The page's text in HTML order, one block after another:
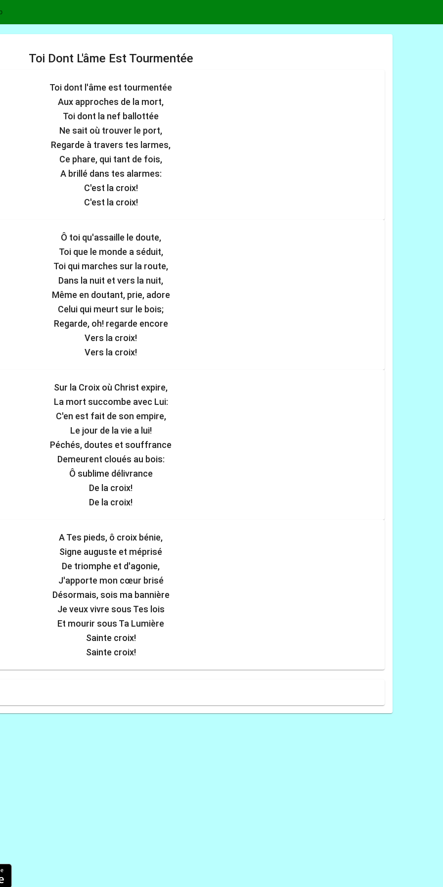
Toi Dont L'âme Est Tourmentée
Toi dont l'âme est tourmentée
Aux approches de la mort,
Toi dont la nef ballottée
Ne sait où trouver le port,
Regarde à travers tes larmes,
Ce phare, qui tant de fois,
A brillé dans tes alarmes:
C'est la croix!
C'est la croix!
Ô toi qu'assaille le doute,
Toi que le monde a séduit,
Toi qui marches sur la route,
Dans la nuit et vers la nuit,
Même en doutant, prie, adore
Celui qui meurt sur le bois;
Regarde, oh! regarde encore
Vers la croix!
Vers la croix!
Sur la Croix où Christ expire,
La mort succombe avec Lui:
C'en est fait de son empire,
Le jour de la vie a lui!
Péchés, doutes et souffrance
Demeurent cloués au bois:
Ô sublime délivrance
De la croix!
De la croix!
A Tes pieds, ô croix bénie,
Signe auguste et méprisé
De triomphe et d'agonie,
J'apporte mon cœur brisé
Désormais, sois ma bannière
Je veux vivre sous Tes lois
Et mourir sous Ta Lumière
Sainte croix!
Sainte croix!